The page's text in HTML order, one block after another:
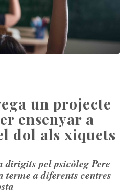
un projecte
ensenyar a
dol als xiquets
dirigits pel psicòleg Pere
terme a diferents centres